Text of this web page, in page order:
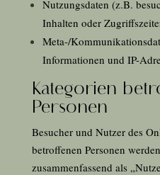
Nutzungsdaten (z.B.
Inhalten oder
Meta-/
Informationen und IP-
Kategorien
Personen
Besucher und Nutzer des
betroffenen Personen
zusammenfassend als